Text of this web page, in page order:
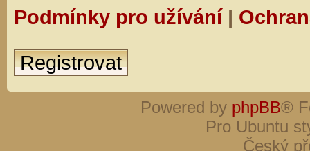
Podmínky pro užívání|
Registrovat
Powered by phpBB®
Pro Ubuntu
Český